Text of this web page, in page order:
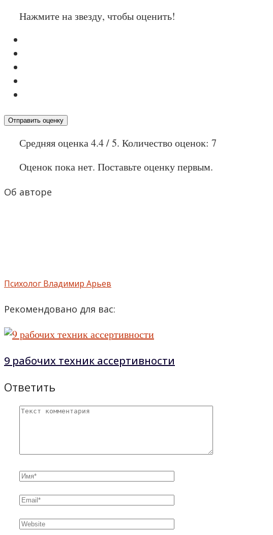
Нажмите на звезду, чтобы оценить!
Отправить оценку
Средняя оценка4.4/ 5. Количество оценок: 7
Оценок пока нет. Поставьте оценку первым.
Об авторе
Психолог Владимир Арьев
Рекомендовано для вас:
9 рабочих техник ассертивности
Ответить